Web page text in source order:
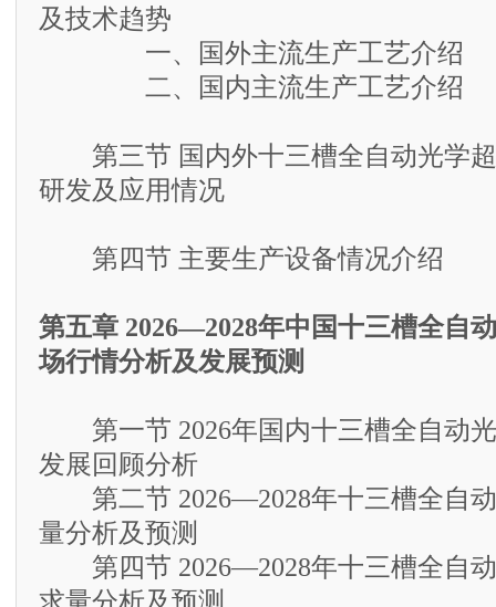
及技术趋势
一、国外主流生产工艺介绍
二、国内主流生产工艺介绍
第三节 国内外十三槽全自动光学超
研发及应用情况
第四节 主要生产设备情况介绍
第五章 2026—2028年中国十三槽全自
场行情分析及发展预测
第一节 2026年国内十三槽全自动光
发展回顾分析
第二节 2026—2028年十三槽全自动
量分析及预测
第四节 2026—2028年十三槽全自动